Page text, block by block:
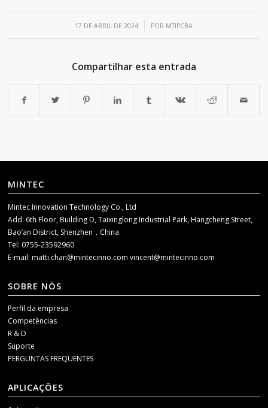
17 DE ABRIL DE 2024
/ POR MTIPCBA
Compartilhar esta entrada
MINTEC
Mintec Innovation Technology Co., Ltd
Add: 6th Floor, Building D, Taixinglong Industrial Park, Hangcheng Street,
Bao’an District, Shenzhen，China.
Tel: 0755-23592960
E-mail:matti.chan@mintecinno.comvincent@mintecinno.com
SOBRE NÓS
Perfil da empresa
Competências
R & D
Suporte
PERGUNTAS FREQUENTES
APLICAÇÕES